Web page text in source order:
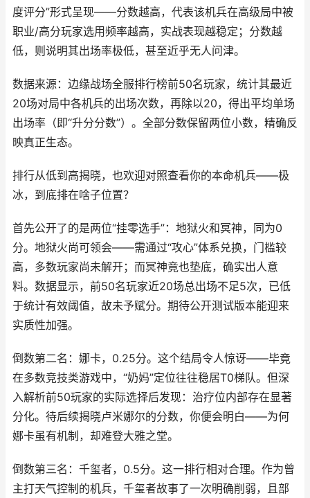
度评分”形式呈现——分数越高，代表该机兵在高级局中被
职业/高分玩家选用频率越高，实战表现越稳定；分数越
低，则说明其出场率极低，甚至近乎无人问津。
数据来源：边缘战场全服排行榜前50名玩家，统计其最近
20场对局中各机兵的出场次数，再除以20，得出平均单场
出场率（即“升分分数”）。全部分数保留两位小数，精确反
映真正生态。
排行从低到高揭晓，也欢迎对照查看你的本命机兵——极
冰，到底排在啥子位置？
首先公开了的是两位“挂零选手”：地狱火和冥神，同为0
分。地狱火尚可领会——需通过“攻心”体系兑换，门槛较
高，多数玩家尚未解开；而冥神竟也垫底，确实出人意
料。数据显示，前50名玩家近20场总出场不足5次，已低
于统计有效阈值，故未予赋分。期待公开测试版本能迎来
实质性加强。
倒数第二名：娜卡，0.25分。这个结局令人惊讶——毕竟
在多数竞技类游戏中，“奶妈”定位往往稳居T0梯队。但深
入解析前50玩家的实际选择后发现：治疗位内部存在显著
分化。待后续揭晓卢米娜尔的分数，你便会明白——为何
娜卡虽有机制，却难登大雅之堂。
倒数第三名：千玺者，0.5分。这一排行相对合理。作为曾
主打天气控制的机兵，千玺者故事了一次明确削弱，且部